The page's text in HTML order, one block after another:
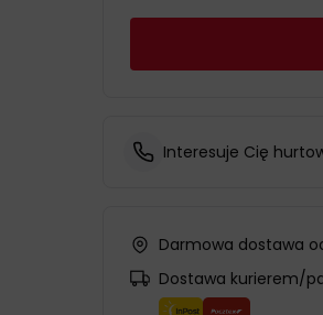
Interesuje Cię
Darmowa dostawa
Dostawa kurierem/